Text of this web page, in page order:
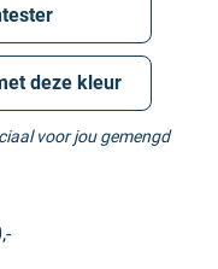
deze kleur
voor jou gemengd